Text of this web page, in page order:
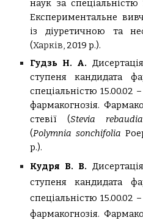
наук за спеціальністю
Експериментальне
із діуретичною та
(Харків, 2019 р.).
Гудзь Н. А.
ступеня кандидата
спеціальністю 15.00.02
фармакогнозія.
стевії (Stevia
(Polymnia sonchifolia
р.).
Кудря В. В.
ступеня кандидата
спеціальністю 15.00.02
фармакогнозія.